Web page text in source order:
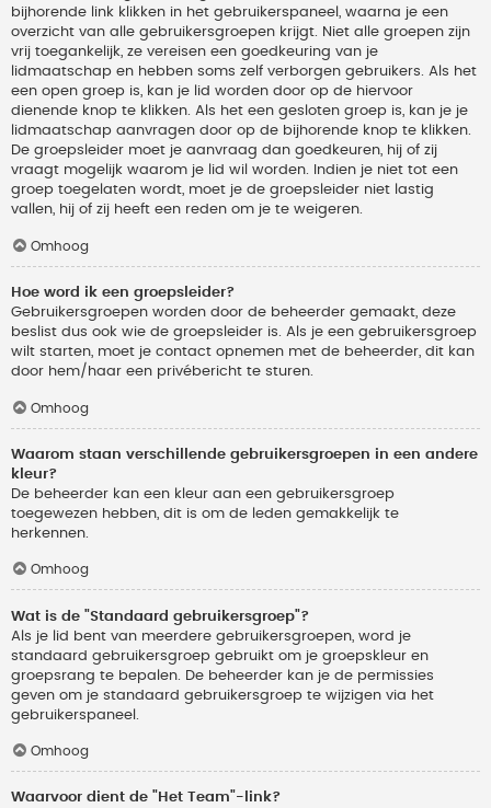
bijhorende link klikken in het gebruikerspaneel, waarna je een
overzicht van alle gebruikersgroepen krijgt. Niet alle groepen zijn
vrij toegankelijk, ze vereisen een goedkeuring van je
lidmaatschap en hebben soms zelf verborgen gebruikers. Als het
een open groep is, kan je lid worden door op de hiervoor
dienende knop te klikken. Als het een gesloten groep is, kan je je
lidmaatschap aanvragen door op de bijhorende knop te klikken.
De groepsleider moet je aanvraag dan goedkeuren, hij of zij
vraagt mogelijk waarom je lid wil worden. Indien je niet tot een
groep toegelaten wordt, moet je de groepsleider niet lastig
vallen, hij of zij heeft een reden om je te weigeren.
Omhoog
Hoe word ik een groepsleider?
Gebruikersgroepen worden door de beheerder gemaakt, deze
beslist dus ook wie de groepsleider is. Als je een gebruikersgroep
wilt starten, moet je contact opnemen met de beheerder, dit kan
door hem/haar een privébericht te sturen.
Omhoog
Waarom staan verschillende gebruikersgroepen in een andere
kleur?
De beheerder kan een kleur aan een gebruikersgroep
toegewezen hebben, dit is om de leden gemakkelijk te
herkennen.
Omhoog
Wat is de "Standaard gebruikersgroep"?
Als je lid bent van meerdere gebruikersgroepen, word je
standaard gebruikersgroep gebruikt om je groepskleur en
groepsrang te bepalen. De beheerder kan je de permissies
geven om je standaard gebruikersgroep te wijzigen via het
gebruikerspaneel.
Omhoog
Waarvoor dient de "Het Team"-link?